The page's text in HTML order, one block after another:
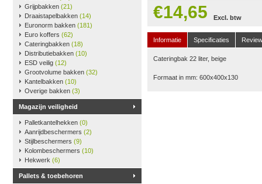
Grijpbakken (21)
Draaistapelbakken (14)
Euronorm bakken (181)
Euro koffers (62)
Cateringbakken (18)
Distributiebakken (10)
ESD veilig (12)
Grootvolume bakken (32)
Kantelbakken (10)
Overige bakken (3)
Magazijn veiligheid
Palletkantelhekken (0)
Aanrijdbeschermers (2)
Stijlbeschermers (9)
Kolombeschermers (10)
Hekwerk (6)
Pallets & toebehoren
€14,65 Excl. btw
Informatie Specificaties
Cateringbak 22 liter, beige
Formaat in mm: 600x400x130